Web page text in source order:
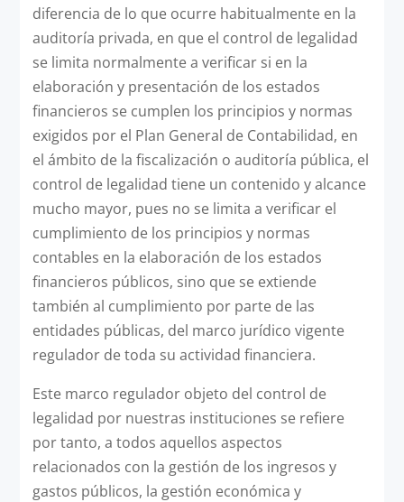
diferencia de lo que ocurre habitualmente en la
auditoría privada, en que el control de legalidad
se limita normalmente a verificar si en la
elaboración y presentación de los estados
financieros se cumplen los principios y normas
exigidos por el Plan General de Contabilidad, en
el ámbito de la fiscalización o auditoría pública, el
control de legalidad tiene un contenido y alcance
mucho mayor, pues no se limita a verificar el
cumplimiento de los principios y normas
contables en la elaboración de los estados
financieros públicos, sino que se extiende
también al cumplimiento por parte de las
entidades públicas, del marco jurídico vigente
regulador de toda su actividad financiera.
Este marco regulador objeto del control de
legalidad por nuestras instituciones se refiere
por tanto, a todos aquellos aspectos
relacionados con la gestión de los ingresos y
gastos públicos, la gestión económica y